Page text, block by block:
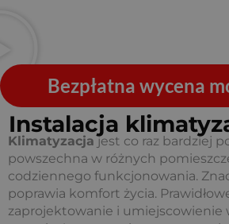
Bezpłatna wycena
Instalacja
Klimatyzacja jest co raz bardziej
powszechna w różnych
codziennego funkcjonowania.
poprawia komfort życia.
zaprojektowanie i umiejscowienie